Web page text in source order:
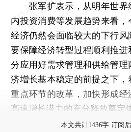
张军扩表示，从明年世界
内投资消费等发展趋势来看，
经济仍然会面临较大的下行风
要保障经济转型过程顺利推
分应用好需求管理和供给管
济增长基本稳定的前提之下
重点环节的改革，加快形成
高速增长潜力的充分释放奠定
本文共计1436字 订阅